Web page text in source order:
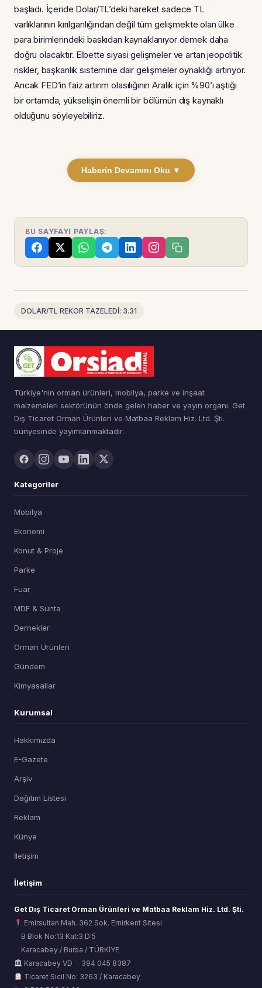
başladı. İçeride Dolar/TL’deki hareket sadece TL
varlıklarının kırılganlığından değil tüm gelişmekte olan ülke
para birimlerindeki baskıdan kaynaklanıyor demek daha
doğru olacaktır. Elbette siyasi gelişmeler ve artan jeopolitik
riskler, başkanlık sistemine dair gelişmeler oynaklığı artırıyor.
Ancak FED’in faiz artırım olasılığının Aralık için %90’ı aştığı
bir ortamda, yükselişin önemli bir bölümün dış kaynaklı
olduğunu söyleyebiliriz.
Haberin Devamını Oku ▼
BU SAYFAYI PAYLAŞ:
DOLAR/TL REKOR TAZELEDİ: 3.31
Türkiye'nin orman ürünleri, mobilya, parke ve inşaat
malzemeleri sektörünün önde gelen haber ve yayın organı. Get
Dış Ticaret Orman Ürünleri ve Matbaa Reklam Hiz. Ltd. Şti.
bünyesinde yayımlanmaktadır.
Kategoriler
Mobilya
Ekonomi
Konut & Proje
Parke
Fuar
MDF & Sunta
Dernekler
Orman Ürünleri
Gündem
Kimyasallar
Kurumsal
Hakkımızda
E-Gazete
Arşiv
Dağıtım Listesi
Reklam
Künye
İletişim
İletişim
Get Dış Ticaret Orman Ürünleri ve Matbaa Reklam Hiz. Ltd. Şti.
Emirsultan Mah. 362 Sok. Emirkent Sitesi
B Blok No:13 Kat:3 D:5
Karacabey / Bursa / TÜRKİYE
Karacabey VD · 394 045 8387
Ticaret Sicil No: 3263 / Karacabey
ORSİAD AI
Sektörel Hafıza Asistanı